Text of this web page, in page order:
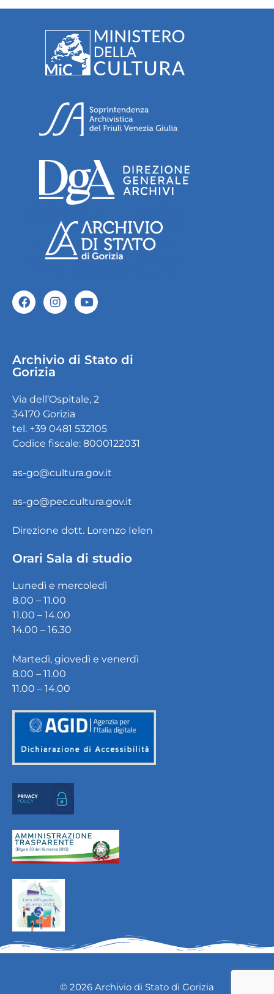
Archivio di Stato di
Gorizia
Via dell’Ospitale, 2
34170 Gorizia
tel. +39 0481 532105
Codice fiscale: 8000122031
as-go@cultura.gov.it
as-go@pec.cultura.gov.it
Direzione dott. Lorenzo Ielen
Orari Sala di studio
Lunedì e mercoledì
8.00 – 11.00
11.00 – 14.00
14.00 – 16.30
Martedì, giovedì e venerdì
8.00 – 11.00
11.00 – 14.00
© 2026 Archivio di Stato di Gorizia